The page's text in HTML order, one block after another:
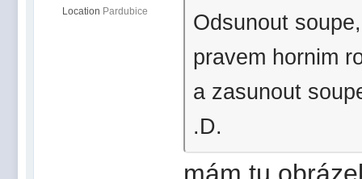
Location Pardubice
Odsunout
pravem hornim
a zasunout
.D.